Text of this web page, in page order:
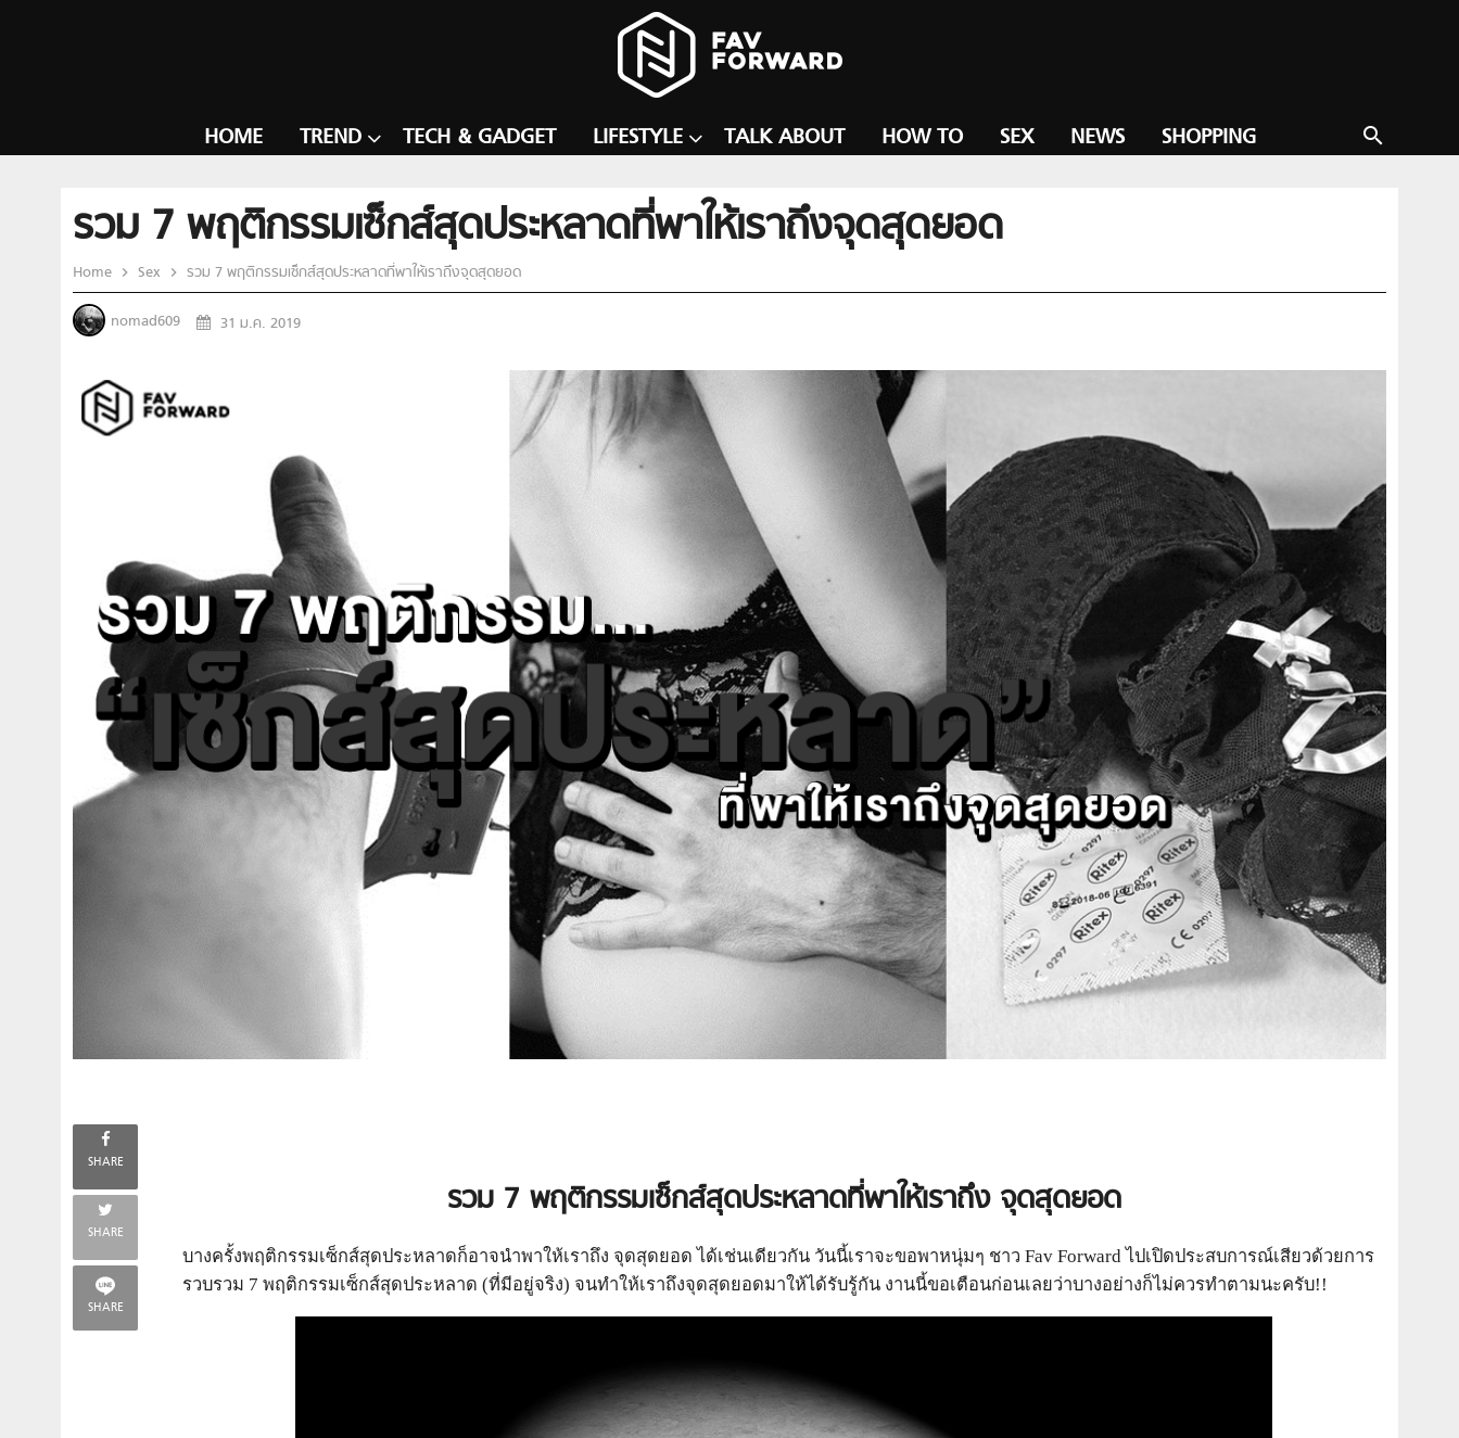
search
HOME TREND TECH & GADGET LIFESTYLE TALK ABOUT HOW TO SEX NEWS SHOPPING
รวม 7 พฤติกรรมเซ็กส์สุดประหลาดที่พาให้เราถึงจุดสุดยอด
Home Sex รวม 7 พฤติกรรมเซ็กส์สุดประหลาดที่พาให้เราถึงจุดสุดยอด
nomad609 31 ม.ค. 2019
SHARE
SHARE
SHARE
รวม 7 พฤติกรรมเซ็กส์สุดประหลาดที่พาให้เราถึง จุดสุดยอด
บางครั้งพฤติกรรมเซ็กส์สุดประหลาดก็อาจนำพาให้เราถึง จุดสุดยอด ได้เช่นเดียวกัน วันนี้เราจะขอพาหนุ่มๆ ชาว Fav Forward ไปเปิดประสบการณ์เสียวด้วยการ
รวบรวม 7 พฤติกรรมเซ็กส์สุดประหลาด (ที่มีอยู่จริง) จนทำให้เราถึงจุดสุดยอดมาให้ได้รับรู้กัน งานนี้ขอเตือนก่อนเลยว่าบางอย่างก็ไม่ควรทำตามนะครับ!!